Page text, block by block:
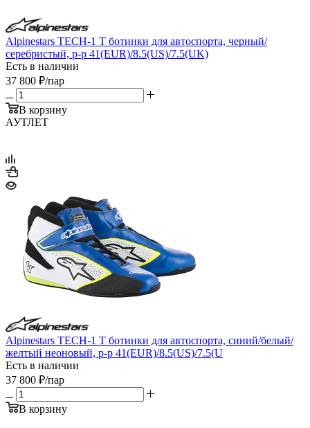
Alpinestars TECH-1 T ботинки для автоспорта, черный/
серебристый, р-р 41(EUR)/8.5(US)/7.5(UK)
Есть в наличии
37 800 ₽/пар
В корзину
АУТЛЕТ
Alpinestars TECH-1 T ботинки для автоспорта, синий/белый/
желтый неоновый, р-р 41(EUR)/8.5(US)/7.5(U
Есть в наличии
37 800 ₽/пар
В корзину